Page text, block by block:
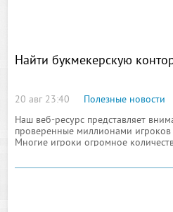
Найти букмекерскую
20 авг 23:40
Полезные новости
Наш веб-ресурс представляет
проверенные миллионами
Многие игроки огромное
одновременно предоставить